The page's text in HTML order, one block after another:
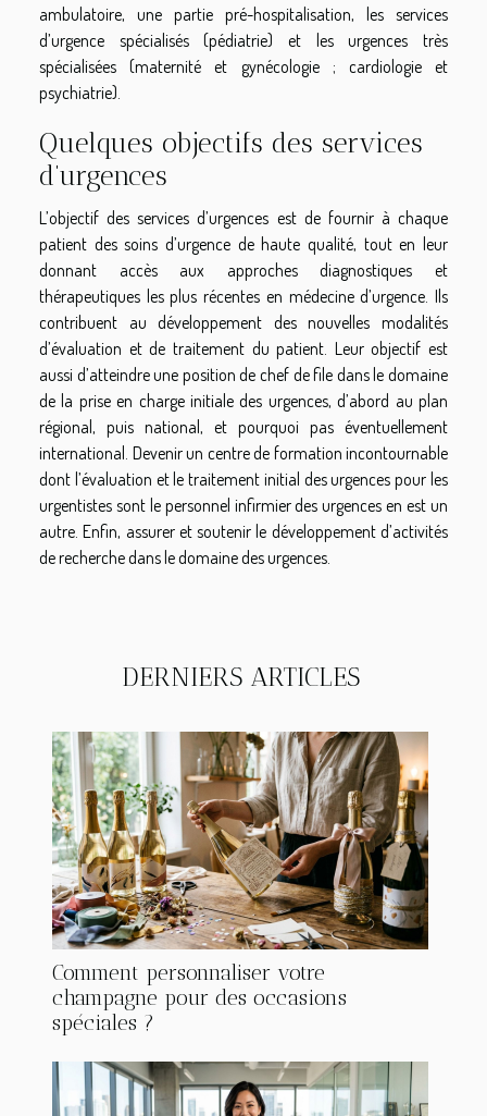
ambulatoire, une partie pré-hospitalisation, les services
d’urgence spécialisés (pédiatrie) et les urgences très
spécialisées (maternité et gynécologie ; cardiologie et
psychiatrie).
Quelques objectifs des services
d’urgences
L’objectif des services d’urgences est de fournir à chaque
patient des soins d’urgence de haute qualité, tout en leur
donnant accès aux approches diagnostiques et
thérapeutiques les plus récentes en médecine d’urgence. Ils
contribuent au développement des nouvelles modalités
d’évaluation et de traitement du patient. Leur objectif est
aussi d’atteindre une position de chef de file dans le domaine
de la prise en charge initiale des urgences, d’abord au plan
régional, puis national, et pourquoi pas éventuellement
international. Devenir un centre de formation incontournable
dont l’évaluation et le traitement initial des urgences pour les
urgentistes sont le personnel infirmier des urgences en est un
autre. Enfin, assurer et soutenir le développement d’activités
de recherche dans le domaine des urgences.
DERNIERS ARTICLES
Comment personnaliser votre
champagne pour des occasions
spéciales ?